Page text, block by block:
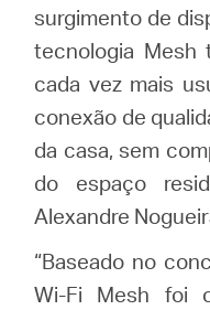
surgimento de
tecnologia Mesh
cada vez mais
conexão de
da casa, sem
do espaço
Alexandre
“Baseado no
Wi-Fi Mesh foi